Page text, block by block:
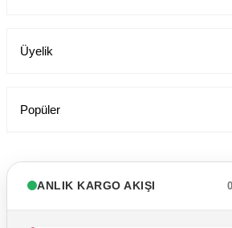
Üyelik
Popüler
ANLIK KARGO AKIŞI